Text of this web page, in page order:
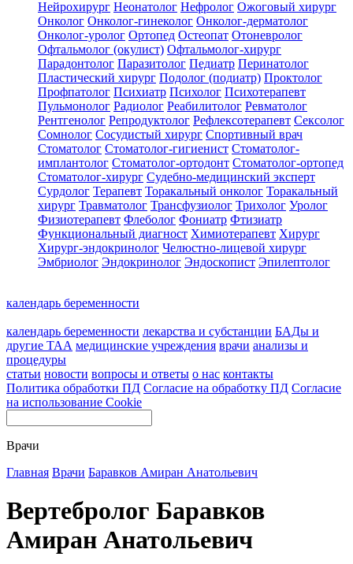
Нейрохирург Неонатолог Нефролог Ожоговый хирург
Онколог Онколог-гинеколог Онколог-дерматолог
Онколог-уролог Ортопед Остеопат Отоневролог
Офтальмолог (окулист) Офтальмолог-хирург
Парадонтолог Паразитолог Педиатр Перинатолог
Пластический хирург Подолог (подиатр) Проктолог
Профпатолог Психиатр Психолог Психотерапевт
Пульмонолог Радиолог Реабилитолог Ревматолог
Рентгенолог Репродуктолог Рефлексотерапевт Сексолог
Сомнолог Сосудистый хирург Спортивный врач
Стоматолог Стоматолог-гигиенист Стоматолог-
имплантолог Стоматолог-ортодонт Стоматолог-ортопед
Стоматолог-хирург Судебно-медицинский эксперт
Сурдолог Терапевт Торакальный онколог Торакальный
хирург Травматолог Трансфузиолог Трихолог Уролог
Физиотерапевт Флеболог Фониатр Фтизиатр
Функциональный диагност Химиотерапевт Хирург
Хирург-эндокринолог Челюстно-лицевой хирург
Эмбриолог Эндокринолог Эндоскопист Эпилептолог
календарь беременности
календарь беременности лекарства и субстанции БАДы и
другие ТАА медицинские учреждения врачи анализы и
процедуры
статьи новости вопросы и ответы о нас контакты
Политика обработки ПД Согласие на обработку ПД Согласие
на использование Cookie
Врачи
Главная Врачи Баравков Амиран Анатольевич
Вертебролог Баравков
Амиран Анатольевич